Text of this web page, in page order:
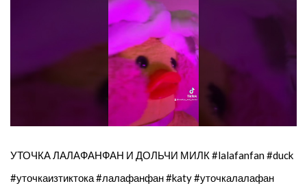
УТОЧКА ЛАЛАФАНФАН И ДОЛЬЧИ МИЛК #lalafanfan #duck
#уточкаизтиктока #лалафанфан #katy #уточкалалафан